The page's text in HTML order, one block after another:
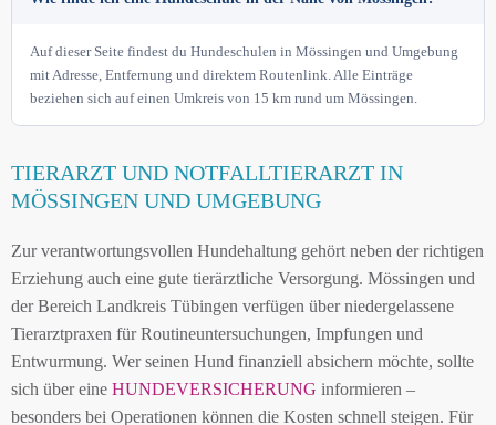
Auf dieser Seite findest du Hundeschulen in Mössingen und Umgebung
mit Adresse, Entfernung und direktem Routenlink. Alle Einträge
beziehen sich auf einen Umkreis von 15 km rund um Mössingen.
TIERARZT UND NOTFALLTIERARZT IN
MÖSSINGEN UND UMGEBUNG
Zur verantwortungsvollen Hundehaltung gehört neben der richtigen
Erziehung auch eine gute tierärztliche Versorgung. Mössingen und
der Bereich Landkreis Tübingen verfügen über niedergelassene
Tierarztpraxen für Routineuntersuchungen, Impfungen und
Entwurmung. Wer seinen Hund finanziell absichern möchte, sollte
sich über eine HUNDEVERSICHERUNG informieren –
besonders bei Operationen können die Kosten schnell steigen. Für